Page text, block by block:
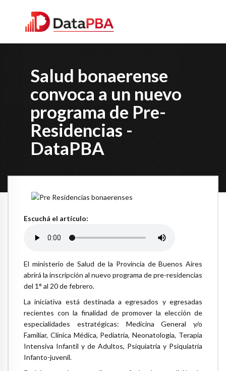
Salud bonaerense
convoca a un nuevo
programa de Pre-
Residencias -
DataPBA
Escuchá el artículo:
El ministerio de Salud de la Provincia de Buenos Aires
abrirá la inscripción al nuevo programa de pre-residencias
del 1° al 20 de febrero.
La iniciativa está destinada a egresados y egresadas
recientes con la finalidad de promover la elección de
especialidades estratégicas: Medicina General y/o
Familiar, Clínica Médica, Pediatría, Neonatología, Terapia
Intensiva Infantil y de Adultos, Psiquiatría y Psiquiatría
Infanto-juvenil.